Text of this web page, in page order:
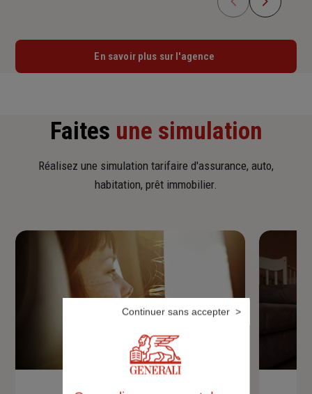
En savoir plus sur l'agence
Faites une simulation
Réalisez une simulation tarifaire d'assurance, auto,
habitation, prêt immobilier.
Devis assurance auto
Continuer sans accepter